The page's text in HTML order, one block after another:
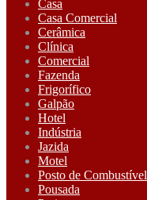
Casa
Casa Comercial
Cerâmica
Clínica
Comercial
Fazenda
Frigorífico
Galpão
Hotel
Indústria
Jazida
Motel
Posto de Combustível
Pousada